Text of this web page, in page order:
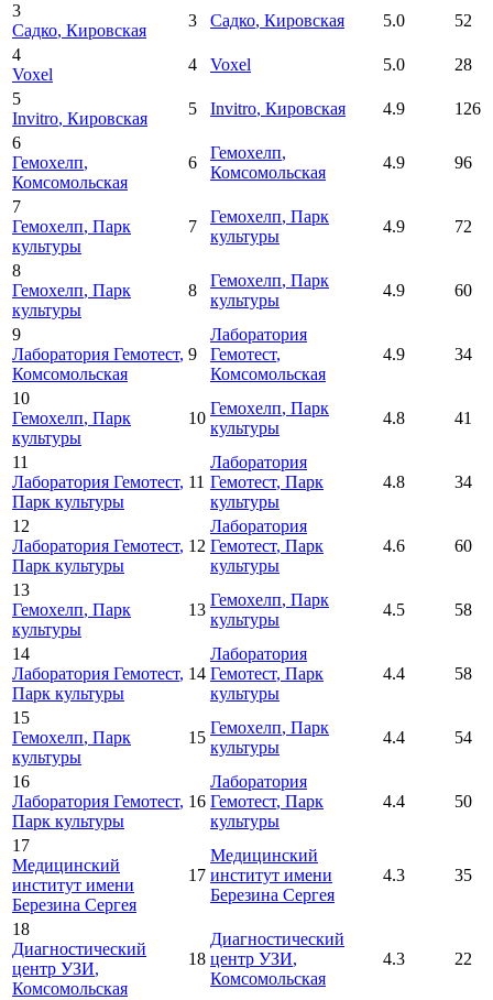
3
Садко, Кировская
3 Садко, Кировская 5.0
52
4
Voxel
4 Voxel 5.0
28
5
Invitro, Кировская
5 Invitro, Кировская 4.9
126
6
Гемохелп,
Комсомольская
6
Гемохелп,
Комсомольская
4.9 96
7
Гемохелп, Парк
культуры
7
Гемохелп, Парк
культуры
4.9 72
8
Гемохелп, Парк
культуры
8
Гемохелп, Парк
культуры
4.9 60
9
Лаборатория Гемотест,
Комсомольская
9
Лаборатория
Гемотест,
Комсомольская
4.9 34
10
Гемохелп, Парк
культуры
10
Гемохелп, Парк
культуры
4.8 41
11
Лаборатория Гемотест,
Парк культуры
11
Лаборатория
Гемотест, Парк
культуры
4.8 34
12
Лаборатория Гемотест,
Парк культуры
12
Лаборатория
Гемотест, Парк
культуры
4.6 60
13
Гемохелп, Парк
культуры
13
Гемохелп, Парк
культуры
4.5 58
14
Лаборатория Гемотест,
Парк культуры
14
Лаборатория
Гемотест, Парк
культуры
4.4 58
15
Гемохелп, Парк
культуры
15
Гемохелп, Парк
культуры
4.4 54
16
Лаборатория Гемотест,
Парк культуры
16
Лаборатория
Гемотест, Парк
культуры
4.4 50
17
Медицинский
институт имени
Березина Сергея
17
Медицинский
институт имени
Березина Сергея
4.3 35
18
Диагностический
центр УЗИ,
Комсомольская
18
Диагностический
центр УЗИ,
Комсомольская
4.3 22